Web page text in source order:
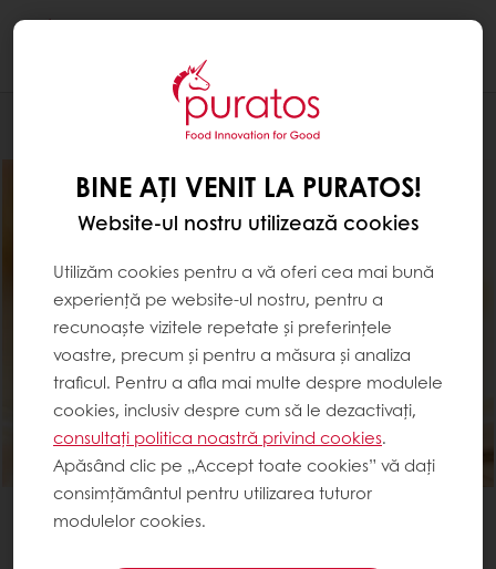
Carat Filocrem Cocoa 113F
BINE AȚI VENIT LA PURATOS!
Website-ul nostru utilizează cookies
Utilizăm cookies pentru a vă oferi cea mai bună
experiență pe website-ul nostru, pentru a
recunoaște vizitele repetate și preferințele
voastre, precum și pentru a măsura și analiza
traficul. Pentru a afla mai multe despre modulele
cookies, inclusiv despre cum să le dezactivați,
consultați politica noastră privind cookies.
Apăsând clic pe „Accept toate cookies” vă dați
consimțământul pentru utilizarea tuturor
modulelor cookies.